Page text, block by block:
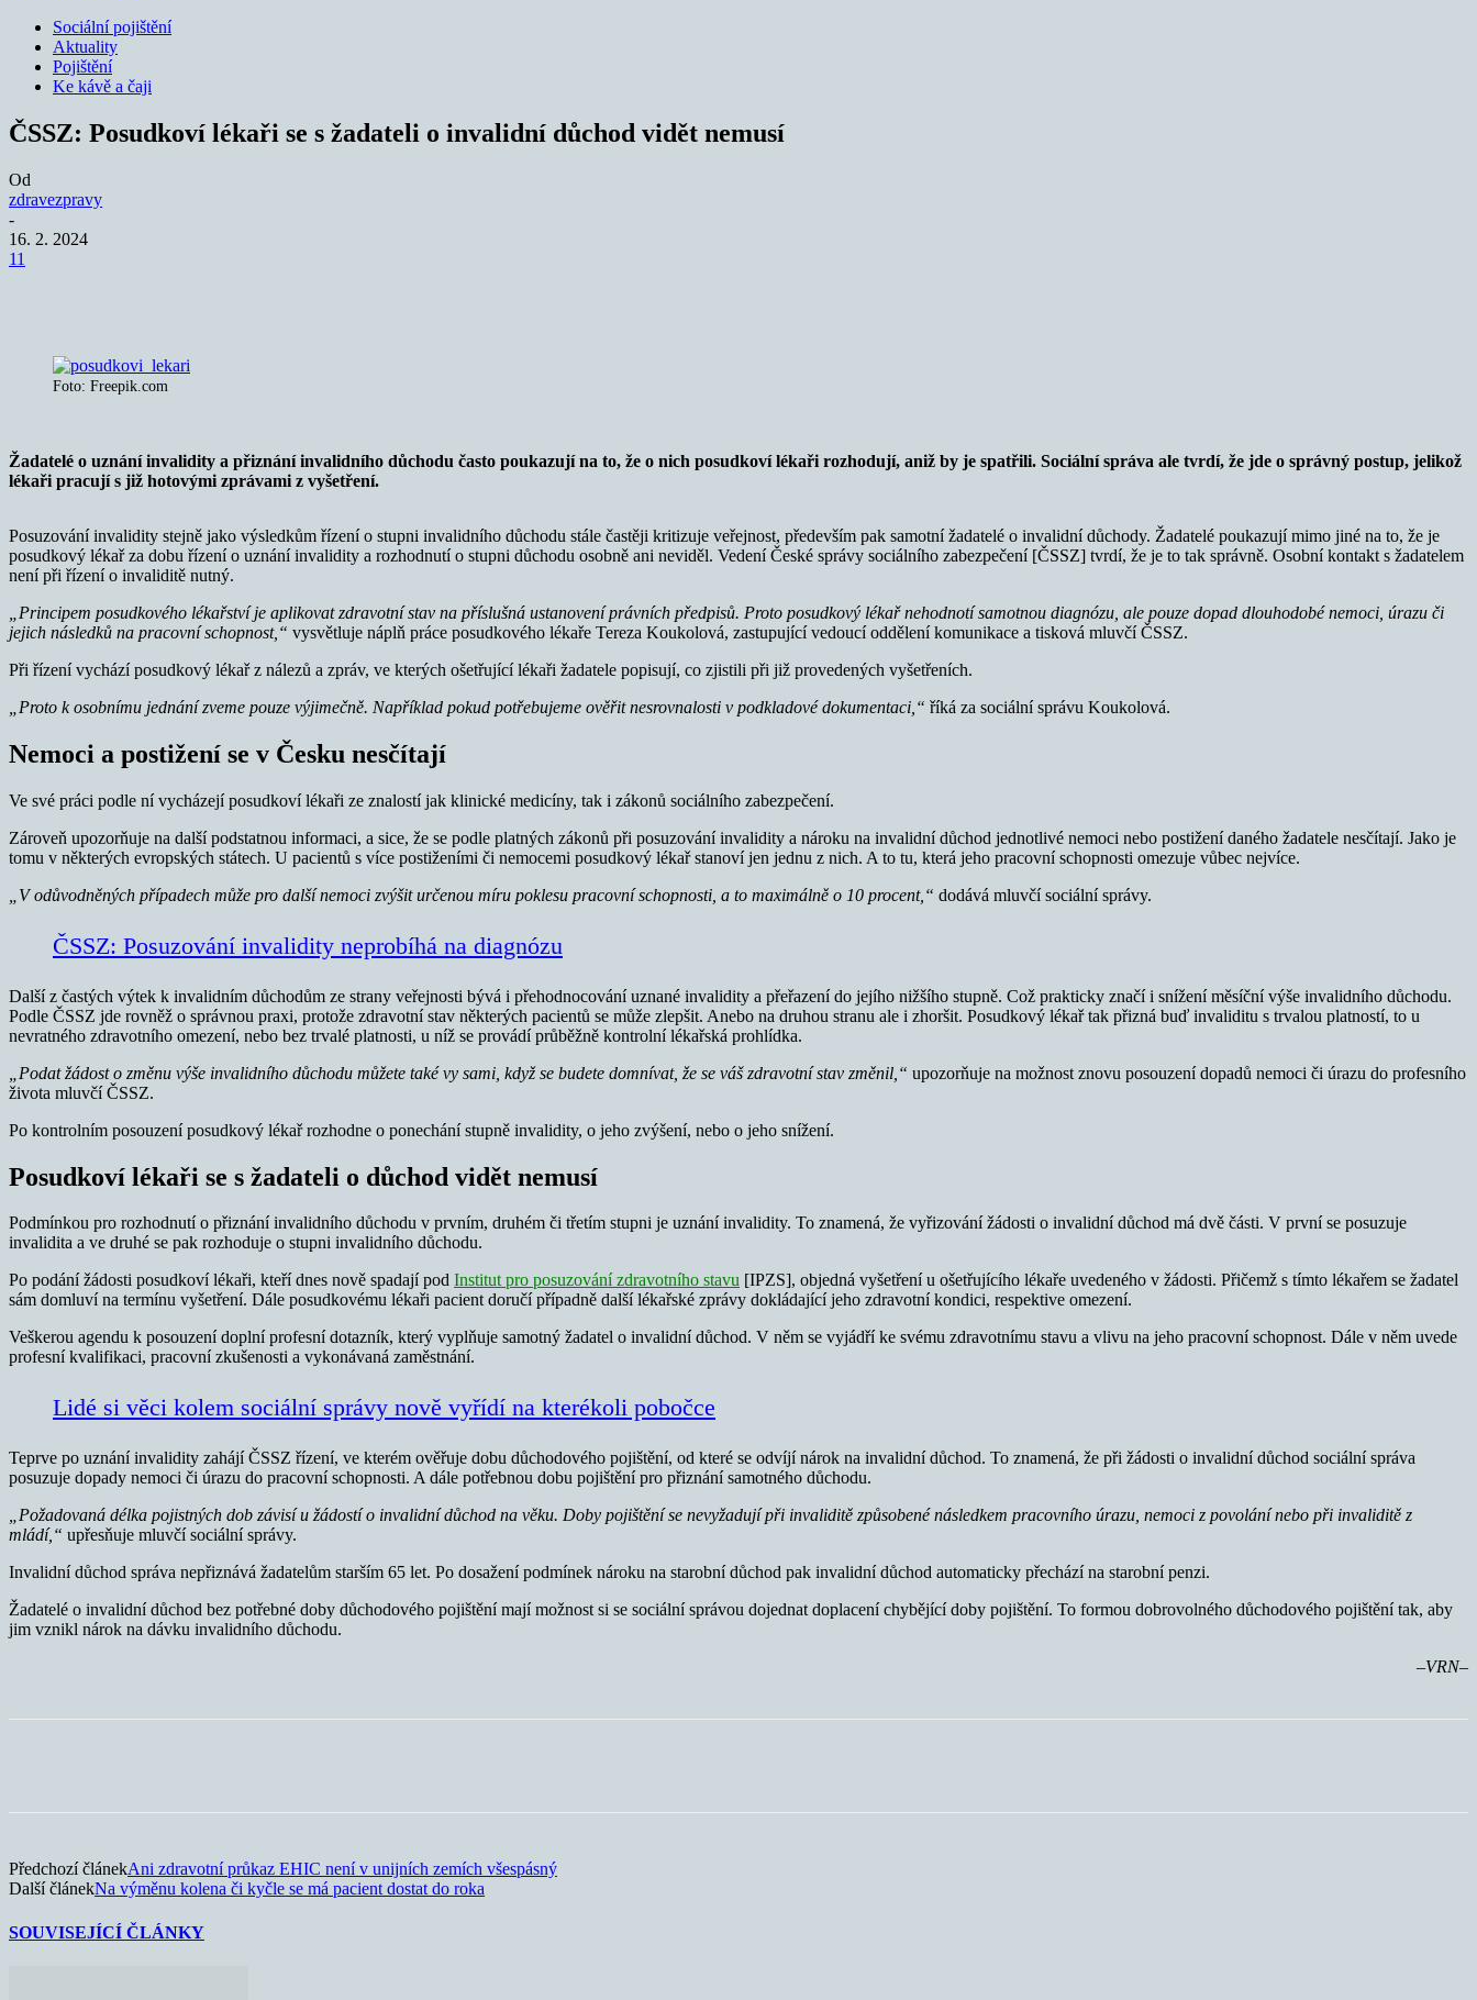
Sociální pojištění
Aktuality
Pojištění
Ke kávě a čaji
ČSSZ: Posudkoví lékaři se s žadateli o invalidní důchod vidět nemusí
Od
zdravezpravy
-
16. 2. 2024
11
Foto: Freepik.com
Žadatelé o uznání invalidity a přiznání invalidního důchodu často poukazují na to, že o nich posudkoví lékaři rozhodují, aniž by je spatřili. Sociální správa ale tvrdí, že jde o správný postup, jelikož
lékaři pracují s již hotovými zprávami z vyšetření.
Posuzování invalidity stejně jako výsledkům řízení o stupni invalidního důchodu stále častěji kritizuje veřejnost, především pak samotní žadatelé o invalidní důchody. Žadatelé poukazují mimo jiné na to, že je
posudkový lékař za dobu řízení o uznání invalidity a rozhodnutí o stupni důchodu osobně ani neviděl. Vedení České správy sociálního zabezpečení [ČSSZ] tvrdí, že je to tak správně. Osobní kontakt s žadatelem
není při řízení o invaliditě nutný.
„Principem posudkového lékařství je aplikovat zdravotní stav na příslušná ustanovení právních předpisů. Proto posudkový lékař nehodnotí samotnou diagnózu, ale pouze dopad dlouhodobé nemoci, úrazu či
jejich následků na pracovní schopnost,“ vysvětluje náplň práce posudkového lékaře Tereza Koukolová, zastupující vedoucí oddělení komunikace a tisková mluvčí ČSSZ.
Při řízení vychází posudkový lékař z nálezů a zpráv, ve kterých ošetřující lékaři žadatele popisují, co zjistili při již provedených vyšetřeních.
„Proto k osobnímu jednání zveme pouze výjimečně. Například pokud potřebujeme ověřit nesrovnalosti v podkladové dokumentaci,“ říká za sociální správu Koukolová.
Nemoci a postižení se v Česku nesčítají
Ve své práci podle ní vycházejí posudkoví lékaři ze znalostí jak klinické medicíny, tak i zákonů sociálního zabezpečení.
Zároveň upozorňuje na další podstatnou informaci, a sice, že se podle platných zákonů při posuzování invalidity a nároku na invalidní důchod jednotlivé nemoci nebo postižení daného žadatele nesčítají. Jako je
tomu v některých evropských státech. U pacientů s více postiženími či nemocemi posudkový lékař stanoví jen jednu z nich. A to tu, která jeho pracovní schopnosti omezuje vůbec nejvíce.
„V odůvodněných případech může pro další nemoci zvýšit určenou míru poklesu pracovní schopnosti, a to maximálně o 10 procent,“ dodává mluvčí sociální správy.
ČSSZ: Posuzování invalidity neprobíhá na diagnózu
Další z častých výtek k invalidním důchodům ze strany veřejnosti bývá i přehodnocování uznané invalidity a přeřazení do jejího nižšího stupně. Což prakticky značí i snížení měsíční výše invalidního důchodu.
Podle ČSSZ jde rovněž o správnou praxi, protože zdravotní stav některých pacientů se může zlepšit. Anebo na druhou stranu ale i zhoršit. Posudkový lékař tak přizná buď invaliditu s trvalou platností, to u
nevratného zdravotního omezení, nebo bez trvalé platnosti, u níž se provádí průběžně kontrolní lékařská prohlídka.
„Podat žádost o změnu výše invalidního důchodu můžete také vy sami, když se budete domnívat, že se váš zdravotní stav změnil,“ upozorňuje na možnost znovu posouzení dopadů nemoci či úrazu do profesního
života mluvčí ČSSZ.
Po kontrolním posouzení posudkový lékař rozhodne o ponechání stupně invalidity, o jeho zvýšení, nebo o jeho snížení.
Posudkoví lékaři se s žadateli o důchod vidět nemusí
Podmínkou pro rozhodnutí o přiznání invalidního důchodu v prvním, druhém či třetím stupni je uznání invalidity. To znamená, že vyřizování žádosti o invalidní důchod má dvě části. V první se posuzuje
invalidita a ve druhé se pak rozhoduje o stupni invalidního důchodu.
Po podání žádosti posudkoví lékaři, kteří dnes nově spadají pod Institut pro posuzování zdravotního stavu [IPZS], objedná vyšetření u ošetřujícího lékaře uvedeného v žádosti. Přičemž s tímto lékařem se žadatel
sám domluví na termínu vyšetření. Dále posudkovému lékaři pacient doručí případně další lékařské zprávy dokládající jeho zdravotní kondici, respektive omezení.
Veškerou agendu k posouzení doplní profesní dotazník, který vyplňuje samotný žadatel o invalidní důchod. V něm se vyjádří ke svému zdravotnímu stavu a vlivu na jeho pracovní schopnost. Dále v něm uvede
profesní kvalifikaci, pracovní zkušenosti a vykonávaná zaměstnání.
Lidé si věci kolem sociální správy nově vyřídí na kterékoli pobočce
Teprve po uznání invalidity zahájí ČSSZ řízení, ve kterém ověřuje dobu důchodového pojištění, od které se odvíjí nárok na invalidní důchod. To znamená, že při žádosti o invalidní důchod sociální správa
posuzuje dopady nemoci či úrazu do pracovní schopnosti. A dále potřebnou dobu pojištění pro přiznání samotného důchodu.
„Požadovaná délka pojistných dob závisí u žádostí o invalidní důchod na věku. Doby pojištění se nevyžadují při invaliditě způsobené následkem pracovního úrazu, nemoci z povolání nebo při invaliditě z
mládí,“ upřesňuje mluvčí sociální správy.
Invalidní důchod správa nepřiznává žadatelům starším 65 let. Po dosažení podmínek nároku na starobní důchod pak invalidní důchod automaticky přechází na starobní penzi.
Žadatelé o invalidní důchod bez potřebné doby důchodového pojištění mají možnost si se sociální správou dojednat doplacení chybějící doby pojištění. To formou dobrovolného důchodového pojištění tak, aby
jim vznikl nárok na dávku invalidního důchodu.
–VRN–
Předchozí článekAni zdravotní průkaz EHIC není v unijních zemích všespásný
Další článekNa výměnu kolena či kyčle se má pacient dostat do roka
SOUVISEJÍCÍ ČLÁNKY